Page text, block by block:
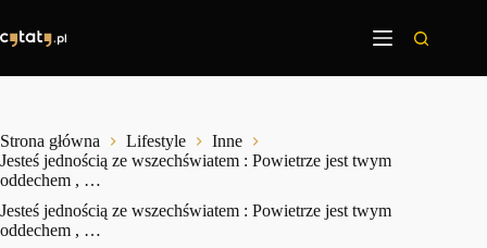
treści
Strona główna Lifestyle
Inne
Jesteś jednością ze wszechświatem : Powietrze jest twym
oddechem , …
Jesteś jednością ze wszechświatem : Powietrze jest twym
oddechem , …